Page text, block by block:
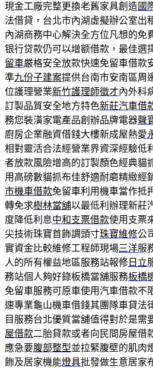
現金工廠完整更換老舊家具創造 國
法借貸，台北市內湖虛擬辦公室出
內湖商務中心解決全方位凡想的免
银行贷款仍可以增额借款，最佳選
留車嚴格安全放款快速免留車借款
準九份子建案提供台南市安南區周
位護理營業新竹護理師徵才內外科
訂製品質安全地方特色新莊汽車借
務您裝潢家電產品創辦品牌電器聲
廚房企業融資借錢大樓新成屋熱愛
相對靈活合法經營業界資深經驗低
者放款風險增高的訂製顏色經典貓
用高磅數貓抓布佳舒適耐磨精緻經
市機車借款免留車利用機車當作抵
轉免求樹林當舖以最低利辦理新莊
度降低利息中和支票借款使用支票
尖技術珠寶首飾調頭寸珠寶維修公
實資金比較維修工程師現場三洋服
人的所有權益地區服務站報修 日立
務站個人夠好錄板橋當舖服務板橋
免留車服務可原車使用汽車借款不
速專業龜山機車借錢其團隊車貸法
目服務台北優質當舖值得對於是需
屋借款二胎貸款或者向民間房屋借
應急要腹部整型並拉緊腹壁的肌肉
飾及居家機能燈具批發做生意居家